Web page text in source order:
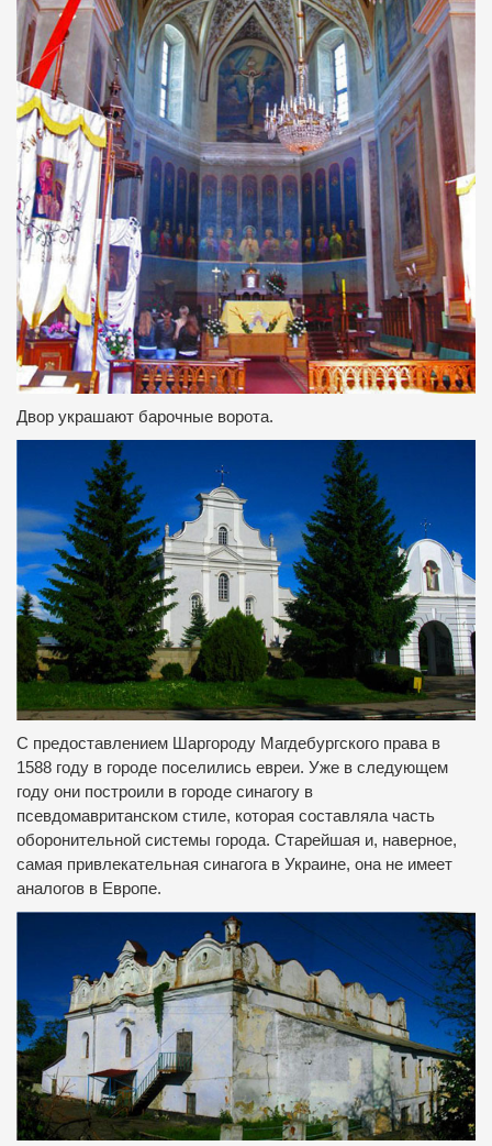
Двор украшают барочные ворота.
С предоставлением Шаргороду Магдебургского права в
1588 году в городе поселились евреи. Уже в следующем
году они построили в городе синагогу в
псевдомавританском стиле, которая составляла часть
оборонительной системы города. Старейшая и, наверное,
самая привлекательная синагога в Украине, она не имеет
аналогов в Европе.